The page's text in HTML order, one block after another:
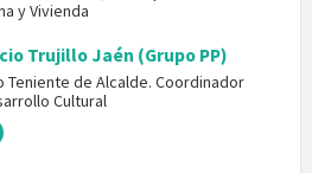
y Vivienda
Trujillo Jaén (Grupo PP)
Teniente de Alcalde. Coordinador
Cultural